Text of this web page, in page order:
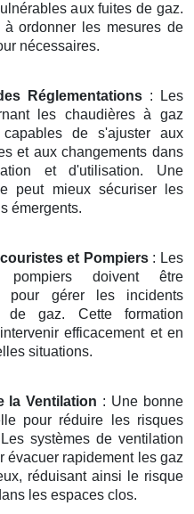
aux fuites de gaz.
ordonner les mesures de
nécessaires.
Réglementations: Les
les chaudières à gaz
de s'ajuster aux
et aux changements dans
et d'utilisation. Une
peut mieux sécuriser les
émergents.
et Pompiers: Les
doivent être
pour gérer les incidents
de gaz. Cette formation
efficacement et en
situations.
la Ventilation : Une bonne
pour réduire les risques
systèmes de ventilation
évacuer rapidement les gaz
réduisant ainsi le risque
les espaces clos.